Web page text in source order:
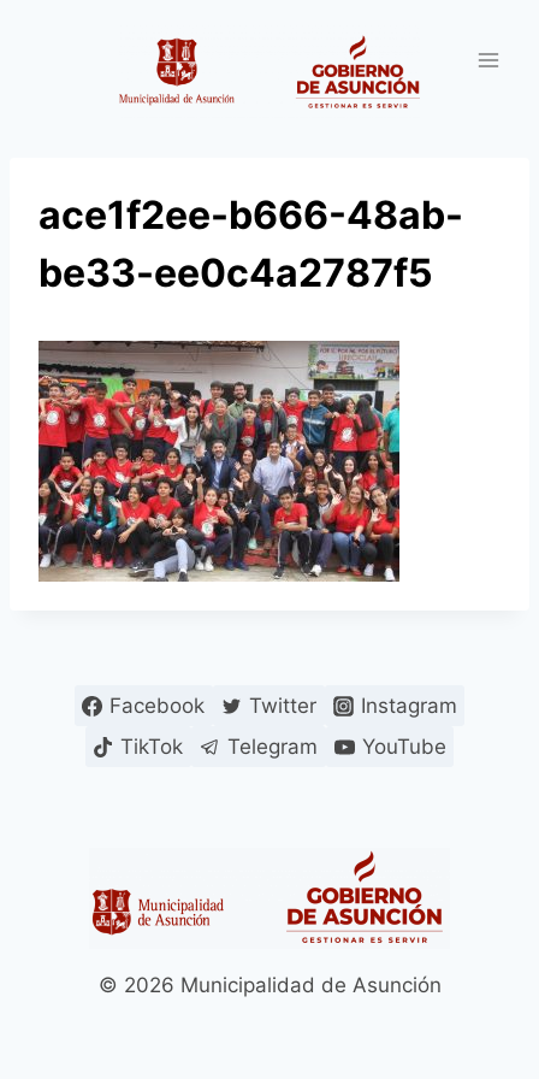
ace1f2ee-b666-48ab-
be33-ee0c4a2787f5
Facebook Twitter
Instagram
TikTok
Telegram YouTube
© 2026 Municipalidad de Asunción